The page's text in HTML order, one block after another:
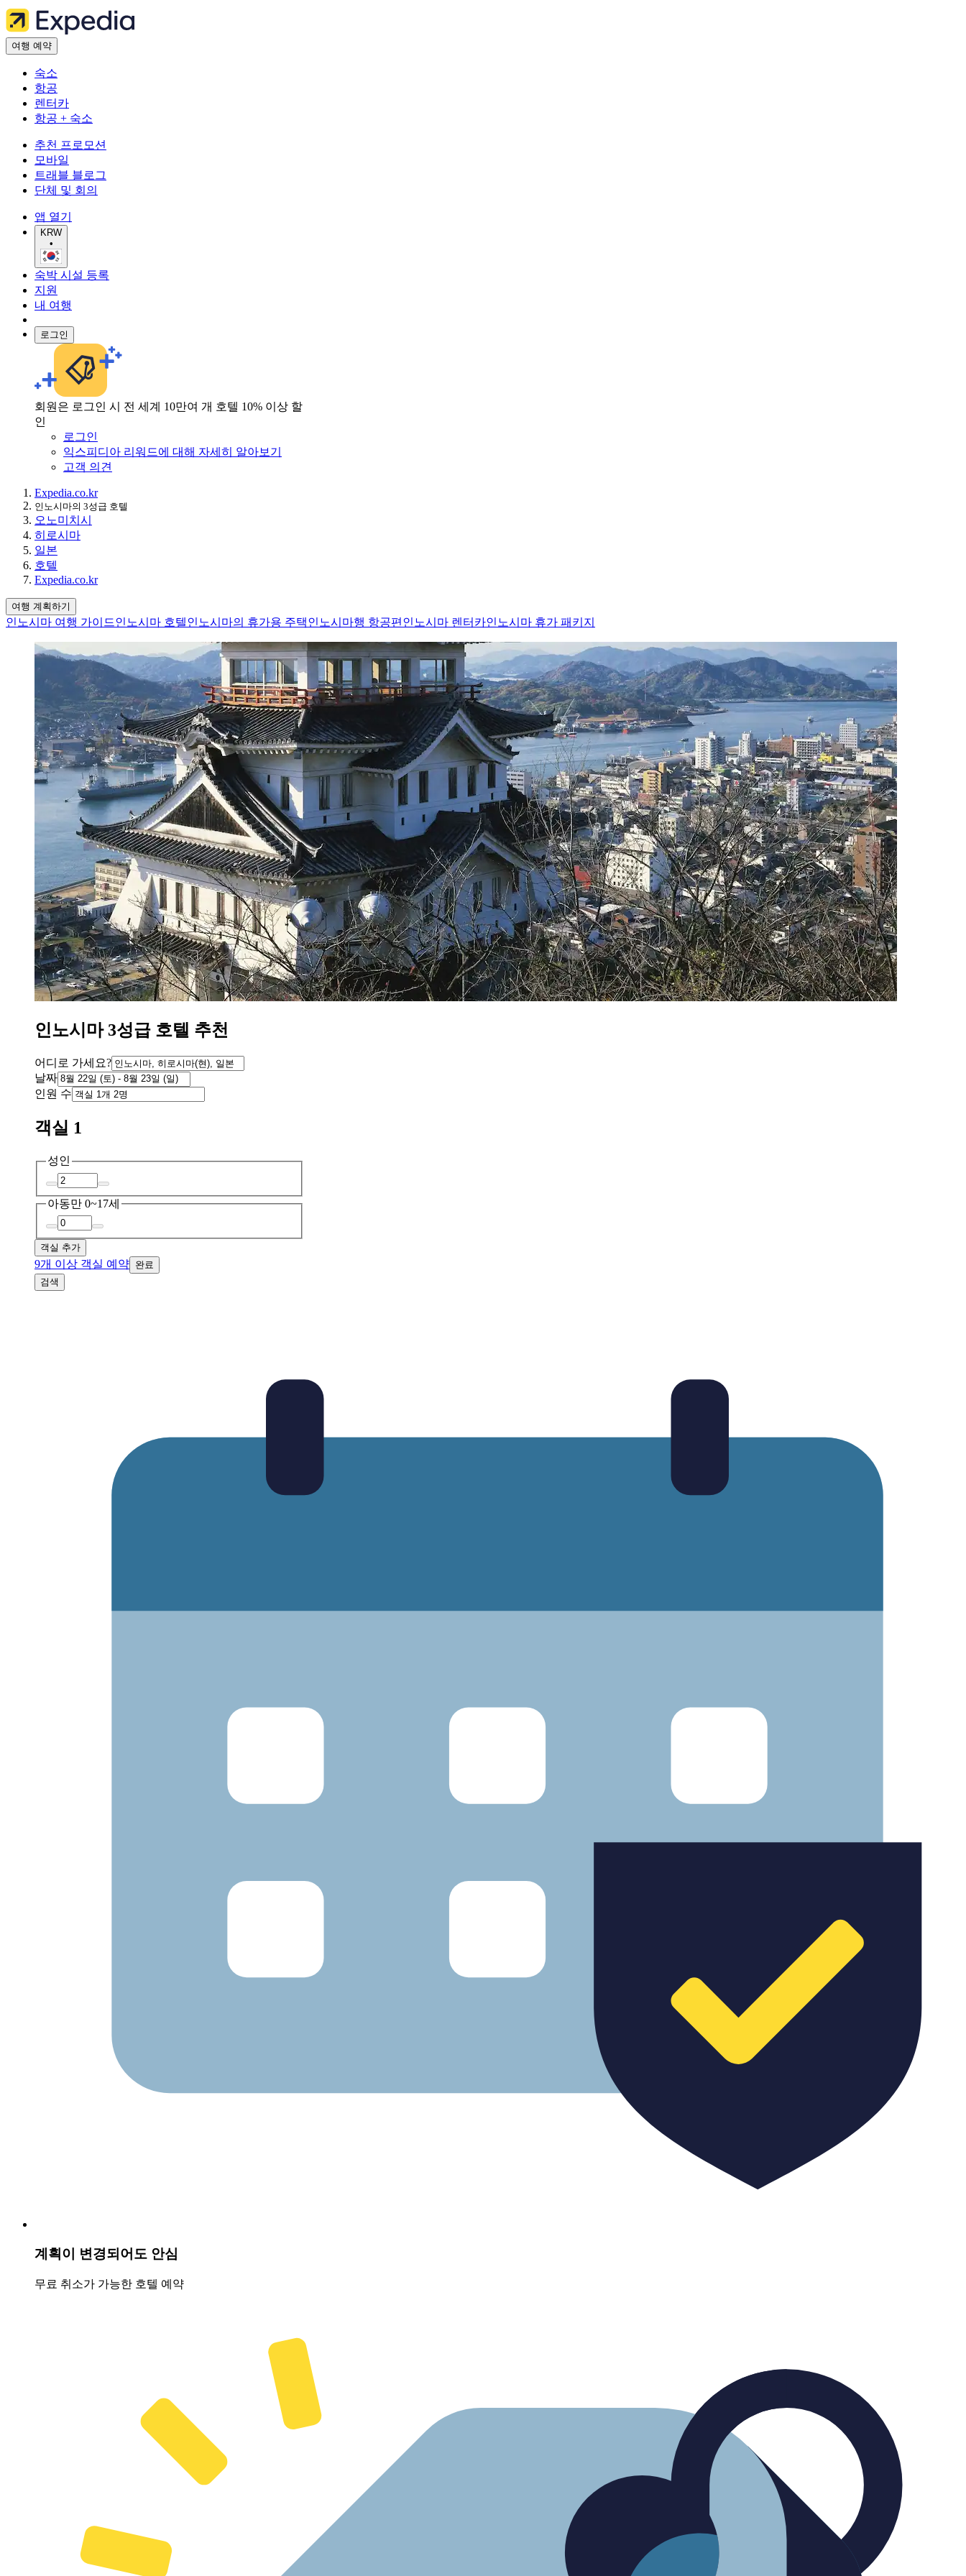
여행 예약
숙소
항공
렌터카
항공 + 숙소
추천 프로모션
모바일
트래블 블로그
단체 및 회의
앱 열기
KRW
•
숙박 시설 등록
지원
내 여행
로그인
회원은 로그인 시 전 세계 10만여 개 호텔 10% 이상 할
인
로그인
익스피디아 리워드에 대해 자세히 알아보기
고객 의견
Expedia.co.kr
인노시마의 3성급 호텔
오노미치시
히로시마
일본
호텔
Expedia.co.kr
여행 계획하기
인노시마 여행 가이드인노시마 호텔인노시마의 휴가용 주택인노시마행 항공편 인노시마 렌터카인노시마 휴가 패키지
인노시마 3성급 호텔 추천
어디로 가세요?
날짜
인원 수
객실 1
성인
아동만 0~17세
객실 추가
9개 이상 객실 예약 완료
검색
계획이 변경되어도 안심
무료 취소가 가능한 호텔 예약